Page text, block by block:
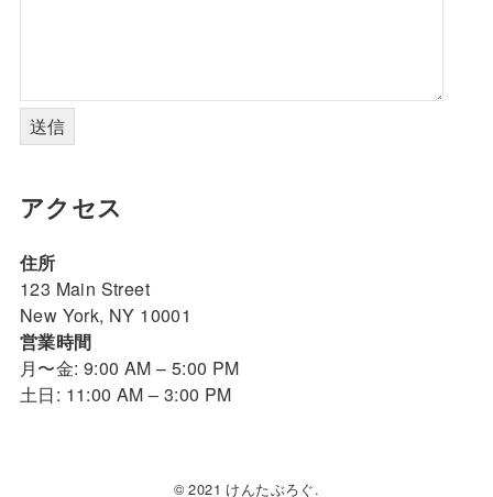
アクセス
住所
123 Main Street
New York, NY 10001
営業時間
月〜金: 9:00 AM – 5:00 PM
土日: 11:00 AM – 3:00 PM
© 2021 けんたぶろぐ.